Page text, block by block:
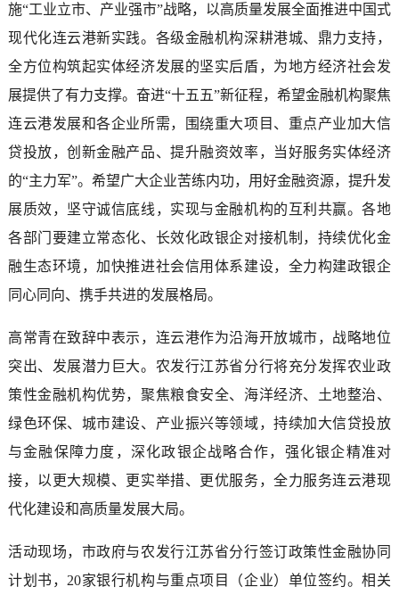
施“工业立市、产业强市”战略，以高质量发展全面推进中国式
现代化连云港新实践。各级金融机构深耕港城、鼎力支持，
全方位构筑起实体经济发展的坚实后盾，为地方经济社会发
展提供了有力支撑。奋进“十五五”新征程，希望金融机构聚焦
连云港发展和各企业所需，围绕重大项目、重点产业加大信
贷投放，创新金融产品、提升融资效率，当好服务实体经济
的“主力军”。希望广大企业苦练内功，用好金融资源，提升发
展质效，坚守诚信底线，实现与金融机构的互利共赢。各地
各部门要建立常态化、长效化政银企对接机制，持续优化金
融生态环境，加快推进社会信用体系建设，全力构建政银企
同心同向、携手共进的发展格局。
高常青在致辞中表示，连云港作为沿海开放城市，战略地位
突出、发展潜力巨大。农发行江苏省分行将充分发挥农业政
策性金融机构优势，聚焦粮食安全、海洋经济、土地整治、
绿色环保、城市建设、产业振兴等领域，持续加大信贷投放
与金融保障力度，深化政银企战略合作，强化银企精准对
接，以更大规模、更实举措、更优服务，全力服务连云港现
代化建设和高质量发展大局。
活动现场，市政府与农发行江苏省分行签订政策性金融协同
计划书，20家银行机构与重点项目（企业）单位签约。相关